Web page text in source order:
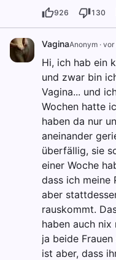
926 130
VaginaAnonym · vor
Hi, ich hab ein
und zwar bin
Vagina... und
Wochen hatte
haben da nur
aneinander
überfällig, sie
einer Woche
dass ich meine
aber
rauskommt.
haben auch
ja beide
ist aber, dass